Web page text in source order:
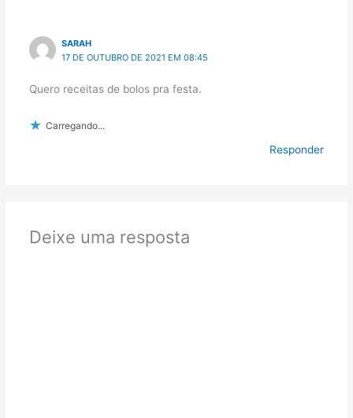
SARAH
17 DE OUTUBRO DE 2021 EM 08:45
Quero receitas de bolos pra festa.
Carregando...
Responder
Deixe uma resposta